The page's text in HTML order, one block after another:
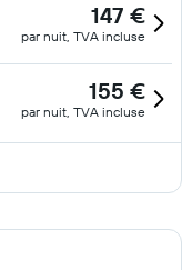
147 €
par nuit, TVA incluse
155 €
par nuit, TVA incluse